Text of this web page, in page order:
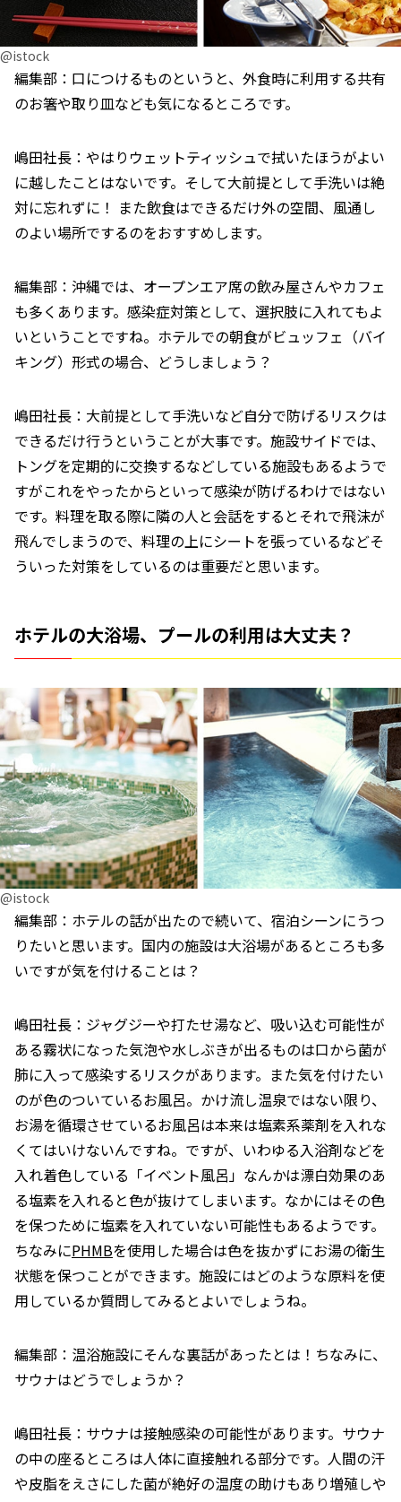
@istock
編集部：口につけるものというと、外食時に利用する共有
のお箸や取り皿なども気になるところです。
嶋田社長：やはりウェットティッシュで拭いたほうがよい
に越したことはないです。そして大前提として手洗いは絶
対に忘れずに！ また飲食はできるだけ外の空間、風通し
のよい場所でするのをおすすめします。
編集部：沖縄では、オープンエア席の飲み屋さんやカフェ
も多くあります。感染症対策として、選択肢に入れてもよ
いということですね。ホテルでの朝食がビュッフェ（バイ
キング）形式の場合、どうしましょう？
嶋田社長：大前提として手洗いなど自分で防げるリスクは
できるだけ行うということが大事です。施設サイドでは、
トングを定期的に交換するなどしている施設もあるようで
すがこれをやったからといって感染が防げるわけではない
です。料理を取る際に隣の人と会話をするとそれで飛沫が
飛んでしまうので、料理の上にシートを張っているなどそ
ういった対策をしているのは重要だと思います。
ホテルの大浴場、プールの利用は大丈夫？
@istock
編集部：ホテルの話が出たので続いて、宿泊シーンにうつ
りたいと思います。国内の施設は大浴場があるところも多
いですが気を付けることは？
嶋田社長：ジャグジーや打たせ湯など、吸い込む可能性が
ある霧状になった気泡や水しぶきが出るものは口から菌が
肺に入って感染するリスクがあります。また気を付けたい
のが色のついているお風呂。かけ流し温泉ではない限り、
お湯を循環させているお風呂は本来は塩素系薬剤を入れな
くてはいけないんですね。ですが、いわゆる入浴剤などを
入れ着色している「イベント風呂」なんかは漂白効果のあ
る塩素を入れると色が抜けてしまいます。なかにはその色
を保つために塩素を入れていない可能性もあるようです。
ちなみにPHMBを使用した場合は色を抜かずにお湯の衛生
状態を保つことができます。施設にはどのような原料を使
用しているか質問してみるとよいでしょうね。
編集部：温浴施設にそんな裏話があったとは！ちなみに、
サウナはどうでしょうか？
嶋田社長：サウナは接触感染の可能性があります。サウナ
の中の座るところは人体に直接触れる部分です。人間の汗
や皮脂をえさにした菌が絶好の温度の助けもあり増殖しや